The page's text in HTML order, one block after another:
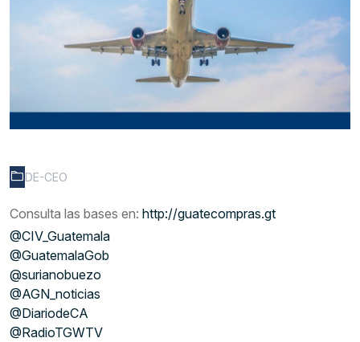
DE-CEO
Consulta las bases en: http://guatecompras.gt
@CIV_Guatemala
@GuatemalaGob
@surianobuezo
@AGN_noticias
@DiariodeCA
@RadioTGWTV